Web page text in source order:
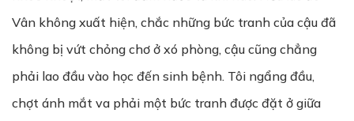
Vân không xuất hiện, chắc những bức tranh của cậu đã
không bị vứt chỏng chơ ở xó phòng, cậu cũng chẳng
phải lao đầu vào học đến sinh bệnh. Tôi ngẩng đầu,
chợt ánh mắt va phải một bức tranh được đặt ở giữa